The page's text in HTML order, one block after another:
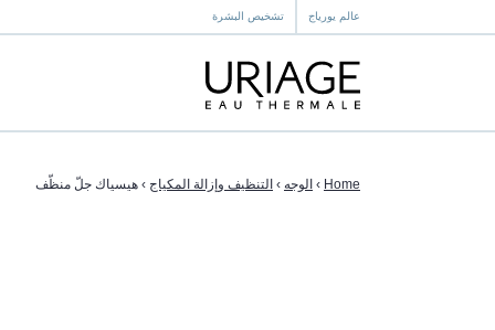
عالم يورياج تشخيص البشرة
Home
› الوجه › التنظيف وإزالة المكياج › هيسياك جلّ منظّف